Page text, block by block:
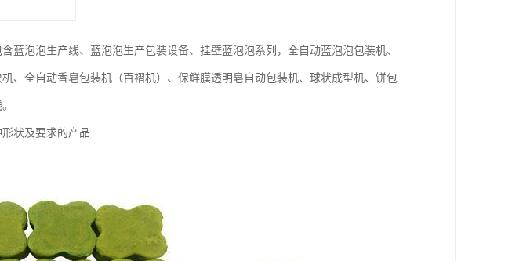
蓝泡泡生产线、蓝泡泡生产包装设备、挂壁蓝泡泡系列，全自动蓝泡泡包装机、
、全自动香皂包装机（百褶机）、保鲜膜透明皂自动包装机、球状成型机、饼包
状及要求的产品